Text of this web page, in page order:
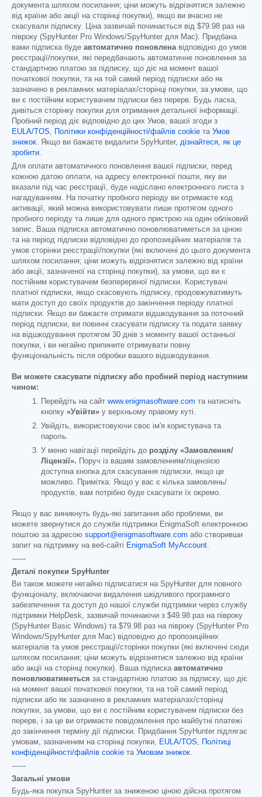
документа шляхом посилання; ціни можуть відрізнятися залежно
від країни або акції на сторінці покупки), якщо ви вчасно не
скасували підписку. Ціна зазвичай починається від $79.98 раз на
півроку (SpyHunter Pro Windows/SpyHunter для Mac). Придбана
вами підписка буде автоматично поновлена відповідно до умов
реєстрації/покупки, які передбачають автоматичне поновлення за
стандартною платою за підписку, що діє на момент вашої
початкової покупки, та на той самий період підписки або як
зазначено в рекламних матеріалах/сторінці покупки, за умови, що
ви є постійним користувачем підписки без перерв. Будь ласка,
дивіться сторінку покупки для отримання детальної інформації.
Пробний період діє відповідно до цих Умов, вашої згоди з
EULA/TOS
Політики конфіденційності/файлів cookie та Умов
знижок . Якщо ви бажаєте видалити SpyHunter, дізнайтеся, як це
зробити
Для оплати автоматичного поновлення вашої підписки, перед
кожною датою оплати, на адресу електронної пошти, яку ви
вказали під час реєстрації, буде надіслано електронного листа з
нагадуванням. На початку пробного періоду ви отримаєте код
активації, який можна використовувати лише протягом одного
пробного періоду та лише для одного пристрою на один обліковий
запис. Ваша підписка автоматично поновлюватиметься за ціною
та на період підписки відповідно до пропозиційних матеріалів та
умов сторінки реєстрації/покупки (які включені до цього документа
шляхом посилання; ціни можуть відрізнятися залежно від країни
або акції, зазначеної на сторінці покупки), за умови, що ви є
постійним користувачем безперервної підписки. Користувачі
платної підписки, якщо скасовують підписку, продовжуватимуть
мати доступ до своїх продуктів до закінчення періоду платної
підписки. Якщо ви бажаєте отримати відшкодування за поточний
період підписки, ви повинні скасувати підписку та подати заявку
на відшкодування протягом 30 днів з моменту вашої останньої
покупки, і ви негайно припините отримувати повну
функціональність після обробки вашого відшкодування.
Ви можете скасувати підписку або пробний період наступним
чином:
Перейдіть на сайт www.enigmasoftware.com та натисніть
кнопку «Увійти» у верхньому правому куті.
Увійдіть, використовуючи своє ім'я користувача та
пароль.
У меню навігації перейдіть до розділу «Замовлення/
Ліцензії». Поруч із вашим замовленням/ліцензією
доступна кнопка для скасування підписки, якщо це
можливо. Примітка: Якщо у вас є кілька замовлень/
продуктів, вам потрібно буде скасувати їх окремо.
Якщо у вас виникнуть будь-які запитання або проблеми, ви
можете звернутися до служби підтримки EnigmaSoft електронною
поштою за адресою support@enigmasoftware.com або створивши
запит на підтримку на веб-сайті EnigmaSoft MyAccount.
------
Деталі покупки SpyHunter
Ви також можете негайно підписатися на SpyHunter для повного
функціоналу, включаючи видалення шкідливого програмного
забезпечення та доступ до нашої служби підтримки через службу
підтримки HelpDesk, зазвичай починаючи з $49.98 раз на півроку
(SpyHunter Basic Windows) та $79.98 раз на півроку (SpyHunter Pro
Windows/SpyHunter для Mac) відповідно до пропозиційних
матеріалів та умов реєстрації/сторінки покупки (які включені сюди
шляхом посилання; ціни можуть відрізнятися залежно від країни
або акції на сторінці покупки). Ваша підписка автоматично
поновлюватиметься за стандартною платою за підписку, що діє
на момент вашої початкової покупки, та на той самий період
підписки або як зазначено в рекламних матеріалах/сторінці
покупки, за умови, що ви є постійним користувачем підписки без
перерв, і за це ви отримаєте повідомлення про майбутні платежі
до закінчення терміну дії підписки. Придбання SpyHunter підлягає
умовам, зазначеним на сторінці покупки, EULA/TOS,
Політиці
конфіденційності/файлів cookie та Умовам знижок.
------
Загальні умови
Будь-яка покупка SpyHunter за зниженою ціною дійсна протягом